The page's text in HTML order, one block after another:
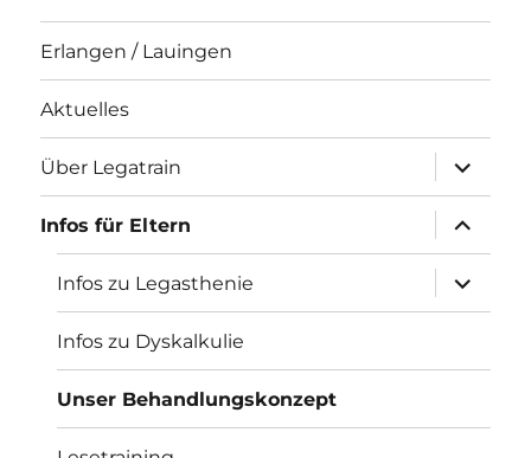
Erlangen / Lauingen
Aktuelles
Über Legatrain
öffnen
Infos für Eltern
öffnen
Infos zu Legasthenie
öffnen
Infos zu Dyskalkulie
Unser Behandlungskonzept